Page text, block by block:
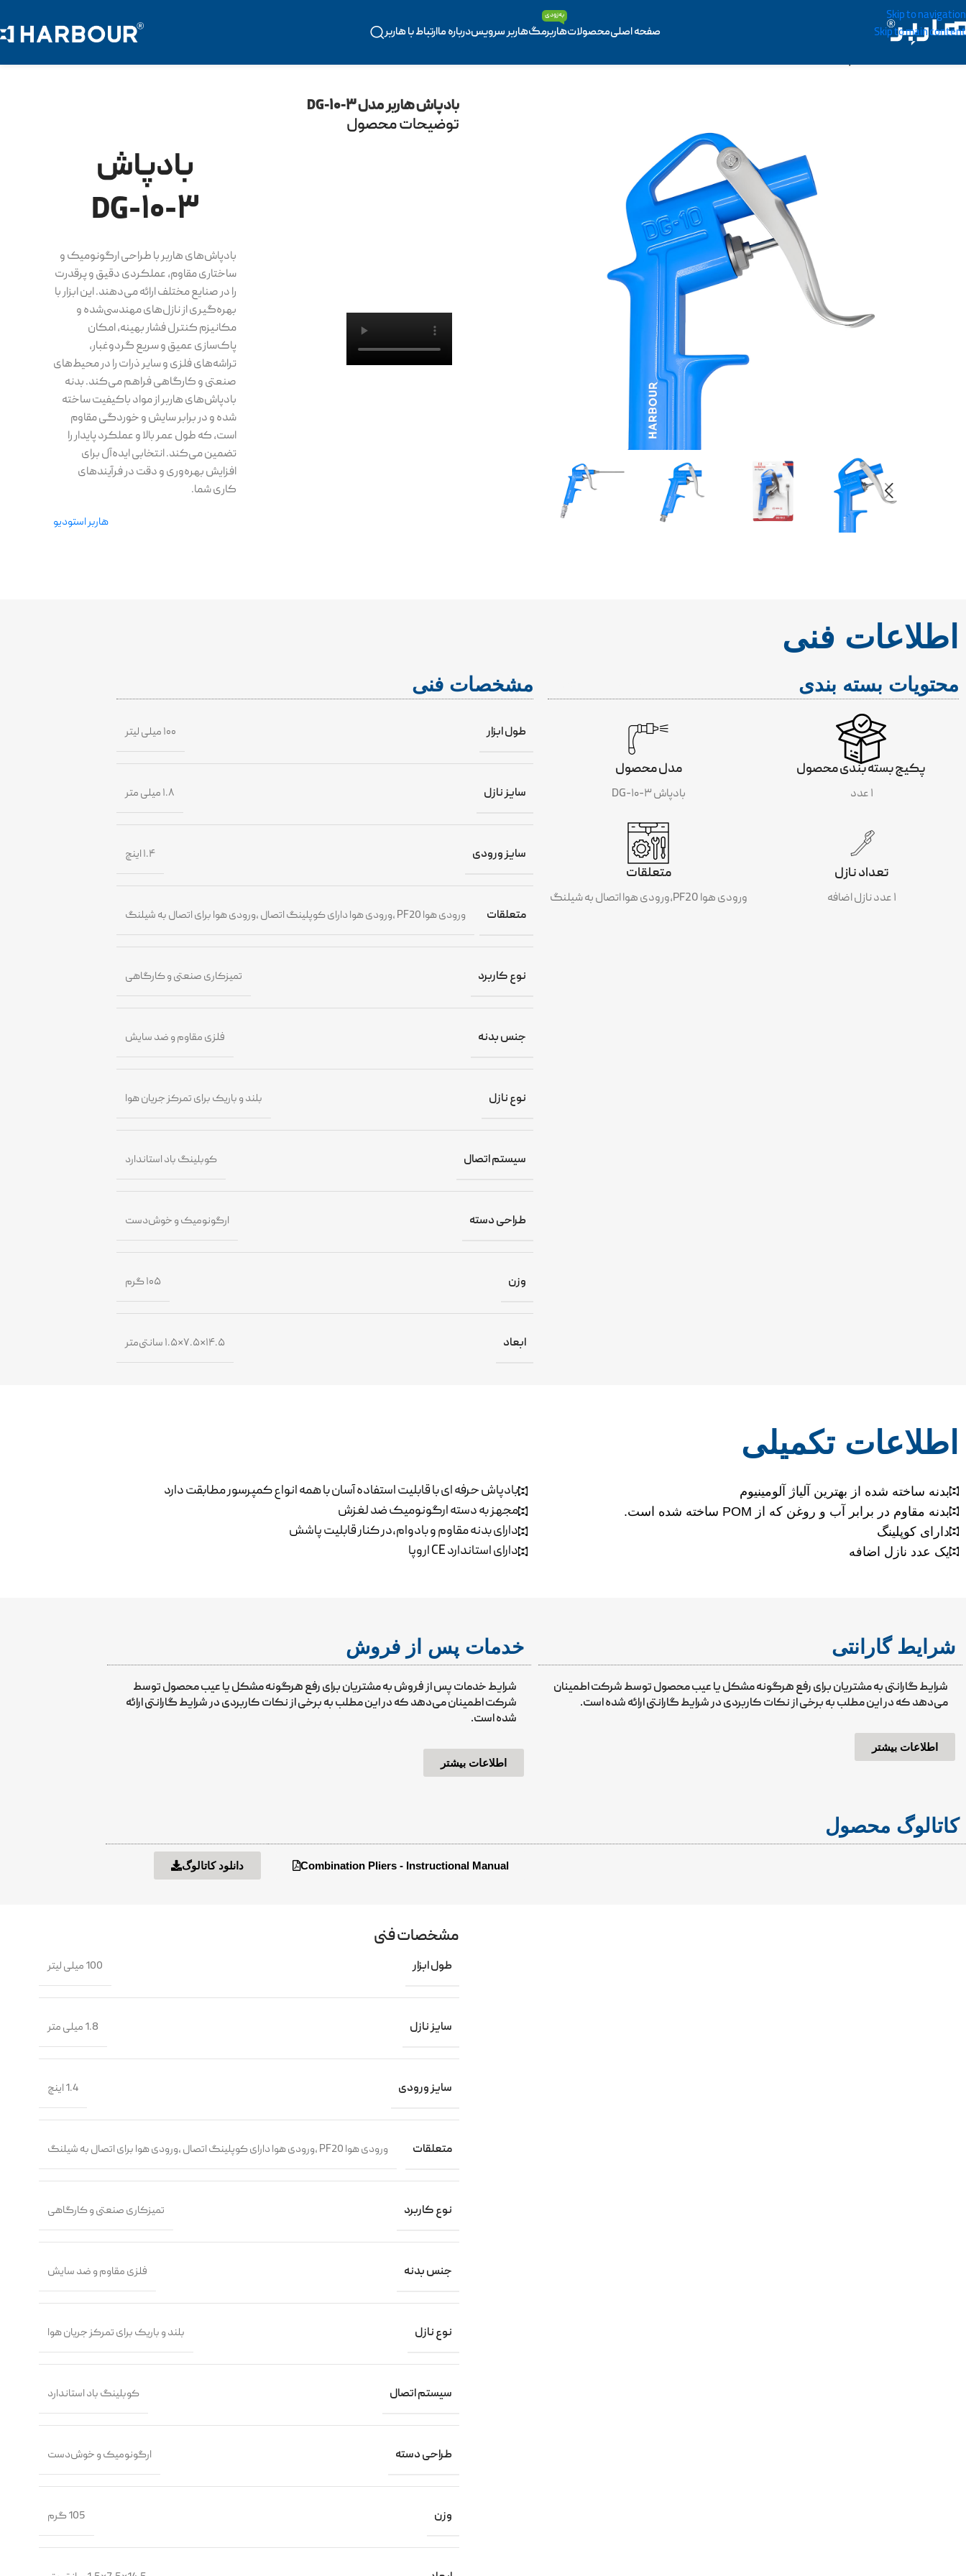
Skip to navigation
Skip to main content
صفحه اصلیمحصولات
برقی
دمنده و
کارواش
هاربرمگ
به‌زودی
هاربر سرویسدرباره ماارتباط با هاربر
بادپاش هاربر مدل DG-۱۰-۳
توضیحات محصول
بادپاش
DG-۱۰-۳
بادپاش‌های هاربر با طراحی ارگونومیک و
ساختاری مقاوم، عملکردی دقیق و پرقدرت
را در صنایع مختلف ارائه می‌دهند. این ابزار با
بهره‌گیری از نازل‌های مهندسی‌شده و
مکانیزم کنترل فشار بهینه، امکان
پاک‌سازی عمیق و سریع گردوغبار،
تراشه‌های فلزی و سایر ذرات را در محیط‌های
صنعتی و کارگاهی فراهم می‌کند. بدنه
بادپاش‌های هاربر از مواد باکیفیت ساخته
شده و در برابر سایش و خوردگی مقاوم
است، که طول عمر بالا و عملکرد پایدار را
تضمین می‌کند. انتخابی ایده‌آل برای
افزایش بهره‌وری و دقت در فرآیندهای
کاری شما.
هاربر استودیو
اطلاعات فنی
محتویات بسته بندی
پکیج بسته بندی محصول
۱ عدد
تعداد نازل
۱ عدد نازل اضافه
مدل محصول
بادپاش DG-۱۰-۳
متعلقات
ورودی هوا PF20،ورودی هوا اتصال به شیلنگ
مشخصات فنی
طول ابزار ۱۰۰ میلی لیتر
سایز نازل ۱.۸ میلی متر
سایز ورودی ۱.۴ اینچ
متعلقات ورودی هوا PF20 ،ورودی هوا دارای کوپلینگ اتصال ،ورودی هوا برای اتصال به شیلنگ
نوع کاربرد تمیزکاری صنعتی و کارگاهی
جنس بدنه فلزی مقاوم و ضد سایش
نوع نازل بلند و باریک برای تمرکز جریان هوا
سیستم اتصال کوبلینگ باد استاندارد
طراحی دسته ارگونومیک و خوش‌دست
وزن ۱۰۵ گرم
ابعاد ۱۴.۵×۷.۵×۱.۵ سانتی‌متر
اطلاعات تکمیلی
بدنه ساخته شده از بهترین آلیاژ آلومینیوم
بدنه مقاوم در برابر آب و روغن که از POM ساخته شده است.
دارای کوپلینگ
یک عدد نازل اضافه
بادپاش حرفه ای با قابلیت استفاده آسان با همه انواع کمپرسور مطابقت دارد
مجهز به دسته ارگونومیک ضد لغزش
دارای بدنه مقاوم و بادوام،در کنار قابلیت پاشش
دارای استاندارد CE اروپا
شرایط گارانتی
شرایط گارانتی به مشتریان برای رفع هرگونه مشکل یا عیب محصول توسط شرکت اطمینان
می‌دهد که در این مطلب به برخی از نکات کاربردی در شرایط گارانتی ارائه شده است.
اطلاعات بیشتر
خدمات پس از فروش
شرایط خدمات پس از فروش به مشتریان برای رفع هرگونه مشکل یا عیب محصول توسط
شرکت اطمینان می‌دهد که در این مطلب به برخی از نکات کاربردی در شرایط گارانتی ارائه
شده است.
اطلاعات بیشتر
کاتالوگ محصول
Combination Pliers - Instructional Manual دانلود کاتالوگ
مشخصات فنی
طول ابزار 100 میلی لیتر
سایز نازل 1.8 میلی متر
سایز ورودی 1.4 اینچ
متعلقات ورودی هوا PF20 ،ورودی هوا دارای کوپلینگ اتصال ،ورودی هوا برای اتصال به شیلنگ
نوع کاربرد تمیزکاری صنعتی و کارگاهی
جنس بدنه فلزی مقاوم و ضد سایش
نوع نازل بلند و باریک برای تمرکز جریان هوا
سیستم اتصال کوبلینگ باد استاندارد
طراحی دسته ارگونومیک و خوش‌دست
وزن 105 گرم